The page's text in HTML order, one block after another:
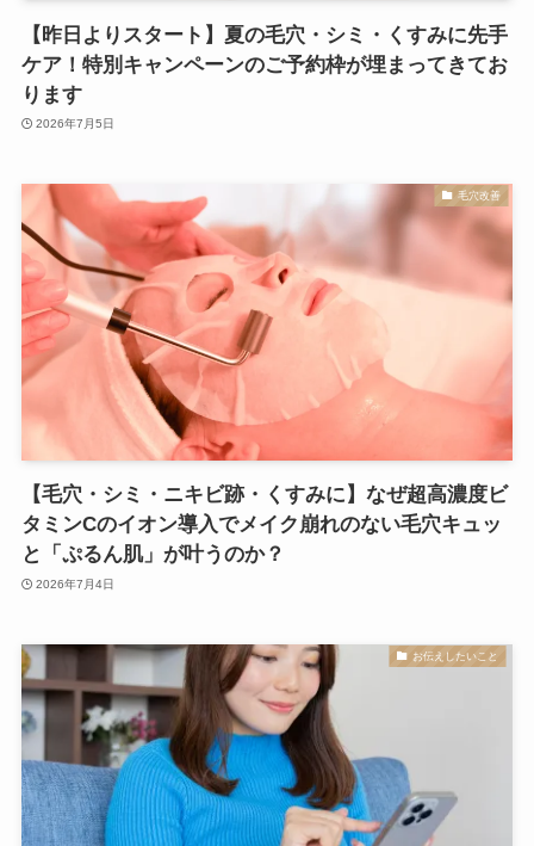
【昨日よりスタート】夏の毛穴・シミ・くすみに先手
ケア！特別キャンペーンのご予約枠が埋まってきてお
ります
2026年7月5日
毛穴改善
【毛穴・シミ・ニキビ跡・くすみに】なぜ超高濃度ビ
タミンCのイオン導入でメイク崩れのない毛穴キュッ
と「ぷるん肌」が叶うのか？
2026年7月4日
お伝えしたいこと